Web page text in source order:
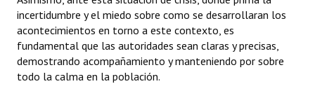
incertidumbre y el miedo sobre como se desarrollaran los
acontecimientos en torno a este contexto, es
fundamental que las autoridades sean claras y precisas,
demostrando acompañamiento y manteniendo por sobre
todo la calma en la población.